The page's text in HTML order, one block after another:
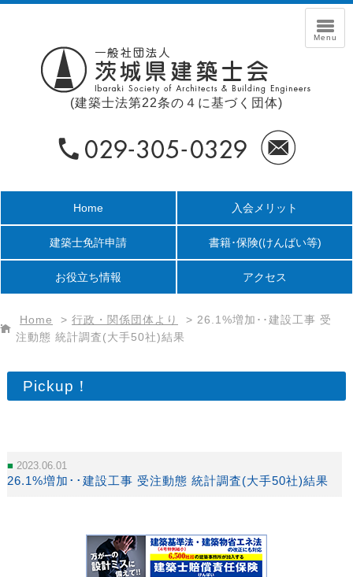
(建築士法第22条の４に基づく団体)
Home 入会メリット
建築士免許申請 書籍･保険(けんばい等)
お役立ち情報 アクセス
Home > 行政・関係団体より > 26.1%増加･･建設工事 受
注動態 統計調査(大手50社)結果
Pickup！
2023.06.01
26.1%増加･･建設工事 受注動態 統計調査(大手50社)結果